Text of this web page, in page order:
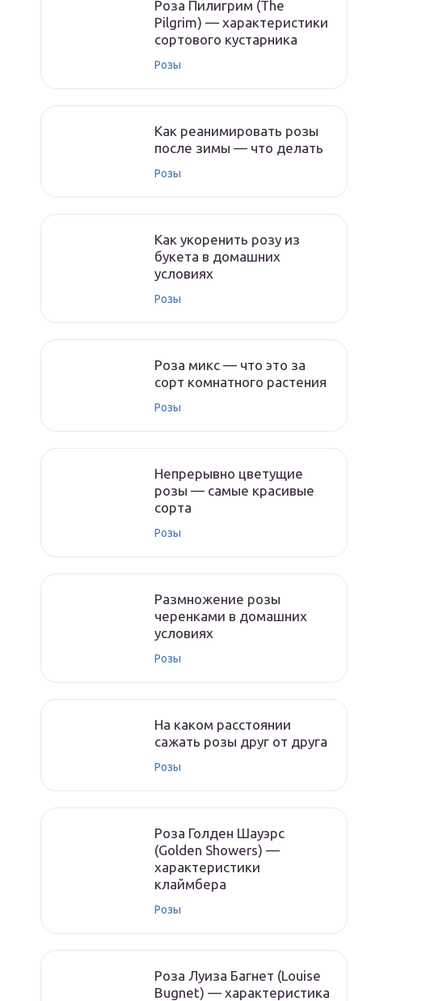
Роза Пилигрим (The
Pilgrim) — характеристики
сортового кустарника
Розы
Как реанимировать розы
после зимы — что делать
Розы
Как укоренить розу из
букета в домашних
условиях
Розы
Роза микс — что это за
сорт комнатного растения
Розы
Непрерывно цветущие
розы — самые красивые
сорта
Розы
Размножение розы
черенками в домашних
условиях
Розы
На каком расстоянии
сажать розы друг от друга
Розы
Роза Голден Шауэрс
(Golden Showers) —
характеристики
клаймбера
Розы
Роза Луиза Багнет (Louise
Bugnet) — характеристика